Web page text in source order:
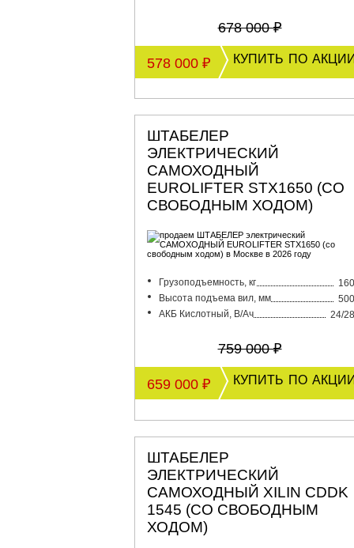
678 000 ₽
578 000 ₽ купить по
ШТАБЕЛЕР
ЭЛЕКТРИЧЕСКИЙ
САМОХОДНЫЙ
EUROLIFTER STX1650 (СО
СВОБОДНЫМ ХОДОМ)
Грузоподъемность, кг
Высота подъема вил, мм
АКБ Кислотный, В/Ач
24/
759 000 ₽
659 000 ₽ купить по
ШТАБЕЛЕР
ЭЛЕКТРИЧЕСКИЙ
САМОХОДНЫЙ XILIN CDDK
1545 (СО СВОБОДНЫМ
ХОДОМ)